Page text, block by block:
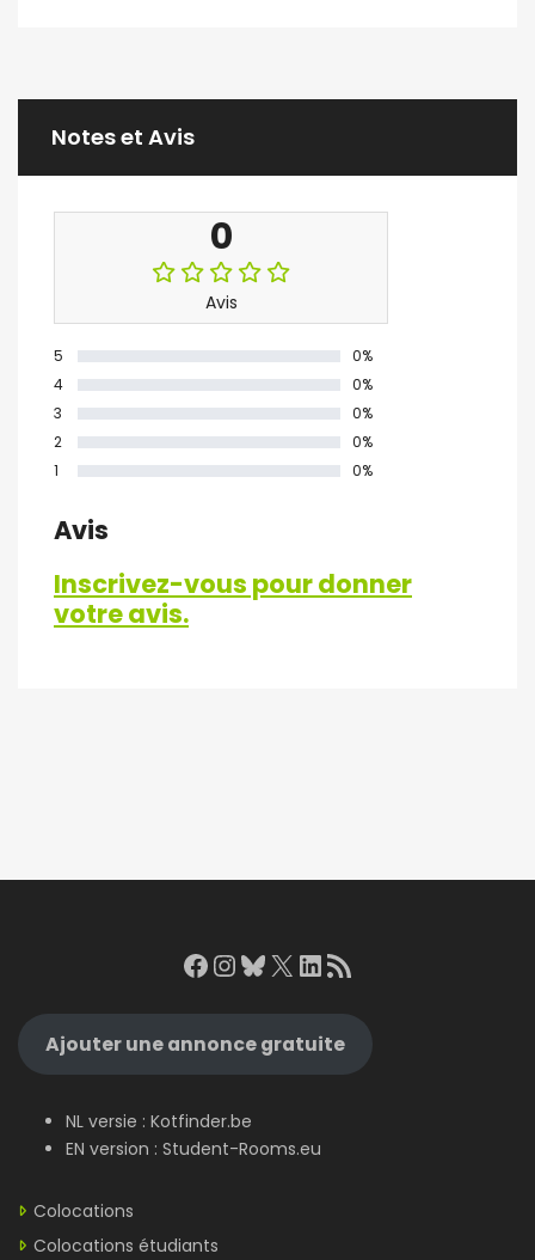
Notes et Avis
0
Avis
5
0%
4
0%
3
0%
2
0%
1
0%
Avis
Inscrivez-vous pour donner
votre avis.
Facebook
Instagram
Bluesky
X LinkedIn
RSS Feed
Ajouter une annonce gratuite
NL versie : Kotfinder.be
EN version : Student-Rooms.eu
Colocations
Colocations étudiants